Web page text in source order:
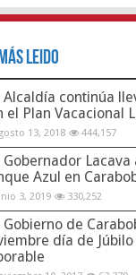
Leido
Alcaldía continúa
el Plan Vacacional
13, 2018 444,157
Gobernador Lacava
Azul en
3, 2019 330,252
Gobierno de
día de